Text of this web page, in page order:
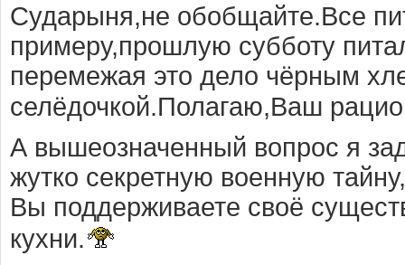
Сударыня,не обобщайте.Все
примеру,прошлую субботу
перемежая это дело чёрным
селёдочкой.Полагаю,Ваш
А вышеозначенный вопрос я
жутко секретную военную
Вы поддерживаете своё
кухни.